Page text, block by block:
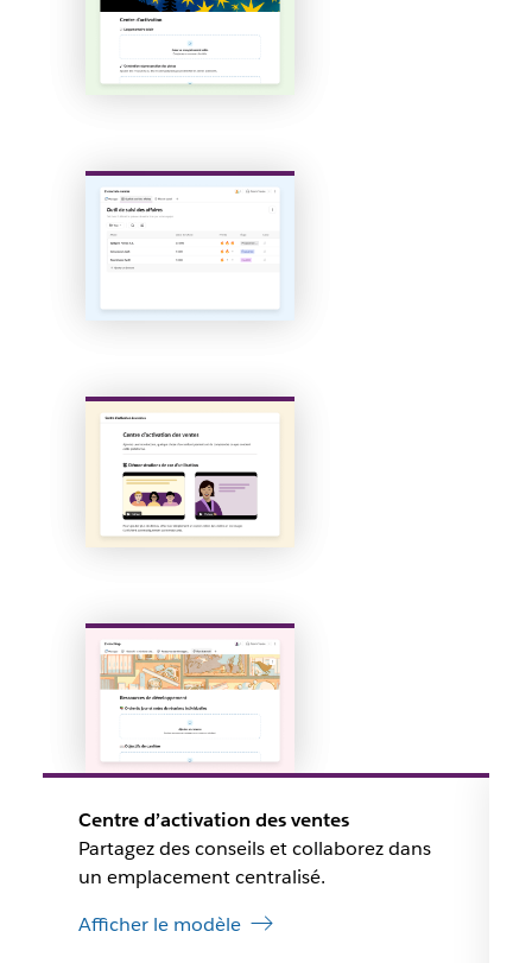
Centre d’activation des ventes
Partagez des conseils et collaborez dans
un emplacement centralisé.
Afficher le modèle